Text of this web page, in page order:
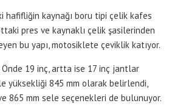
hafifliğin kaynağı boru tipi çelik kafes
pres ve kaynaklı çelik şasilerinden
bu yapı, motosiklete çeviklik katıyor.
Önde 19 inç, artta ise 17 inç jantlar
yüksekliği 845 mm olarak belirlendi,
865 mm sele seçenekleri de bulunuyor.